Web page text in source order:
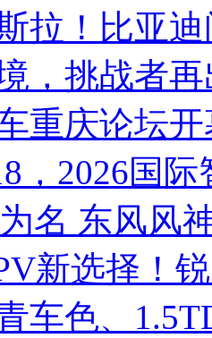
拉！比亚
，挑战者
重庆论坛
，2026国
名 东风风
新选择！
车色、